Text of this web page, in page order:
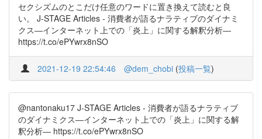
セクシズムのとこだけ任意のワードに置き換えて読むと良
い。 J-STAGE Articles - 消費者が語るナラティブのダイナミ
クス―インターネット上での「炎上」に関する解釈分析―
https://t.co/ePYwrx8nSO
2021-12-19 22:54:46 @dem_chobi (投稿一覧)
@nantonaku17 J-STAGE Articles - 消費者が語るナラティブ
のダイナミクス―インターネット上での「炎上」に関する解
釈分析― https://t.co/ePYwrx8nSO